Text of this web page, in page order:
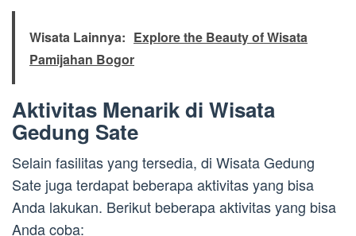
Wisata Lainnya: Explore the Beauty of Wisata
Pamijahan Bogor
Aktivitas Menarik di Wisata
Gedung Sate
Selain fasilitas yang tersedia, di Wisata Gedung
Sate juga terdapat beberapa aktivitas yang bisa
Anda lakukan. Berikut beberapa aktivitas yang bisa
Anda coba: